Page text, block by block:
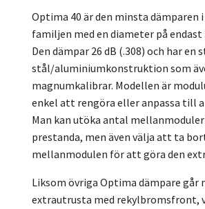
Optima 40 är den minsta dämparen
familjen med en diameter på endast
Den dämpar 26 dB (.308) och har en
stål/aluminiumkonstruktion som
magnumkalibrar. Modellen är
enkel att rengöra eller anpassa till
Man kan utöka antal
prestanda, men även välja att ta
mellanmodulen för att göra den
Liksom övriga Optima dämpare
extrautrusta med rekylbromsfront,